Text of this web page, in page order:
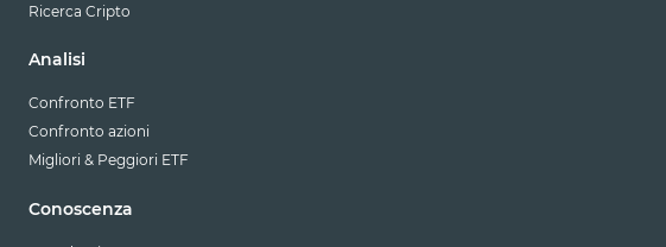
Ricerca Cripto
Analisi
Confronto ETF
Confronto azioni
Migliori & Peggiori ETF
Conoscenza